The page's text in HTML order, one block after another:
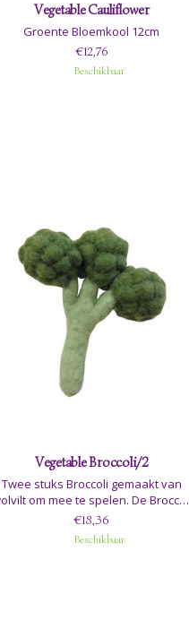
Vegetable Cauliflower
Groente Bloemkool 12cm
€12,76
Beschikbaar
Vegetable Broccoli/2
Twee stuks Broccoli gemaakt van
om mee te spelen. De Broccoli
is 10cm hoog.
€18,36
Beschikbaar